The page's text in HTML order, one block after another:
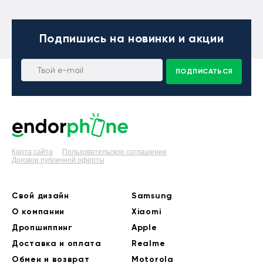
Подпишись на новинки и акции
ПОДПИСАТЬСЯ
Карта сайта
Пользовательское соглашение
Договор публичной оферты
Свой дизайн
О компании
Дропшиппинг
Доставка и оплата
Обмен и возврат
Samsung
Xiaomi
Apple
Realme
Motorola